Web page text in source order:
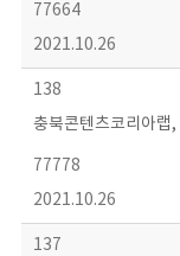
77664
2021.10.26
138
충북콘텐츠코리아랩,
77778
2021.10.26
137